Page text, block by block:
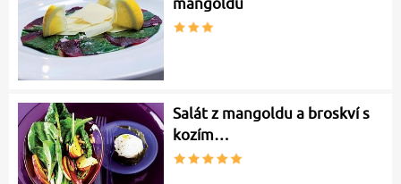
mangoldu
Salát z mangoldu a broskví s
kozím…